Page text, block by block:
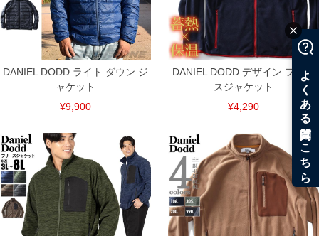
DANIEL DODD ライト ダウン ジ
ャケット
¥9,900
DANIEL DODD デザイン フリー
スジャケット
¥4,290